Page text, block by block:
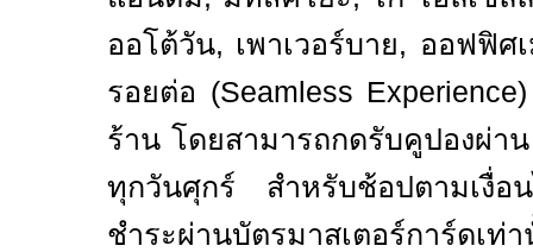
ออโต้วัน, เพาเวอร์บาย, ออฟฟิศ
รอยต่อ (Seamless
ร้าน โดยสามารถกดรับคูปองผ่า
ทุกวันศุกร์ สำหรับช้อปตามเงื่
ชำระผ่านบัตรมาสเตอร์การ์ดเ